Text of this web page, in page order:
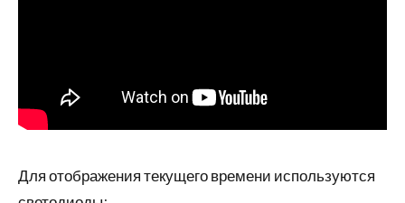
Для отображения текущего времени используются